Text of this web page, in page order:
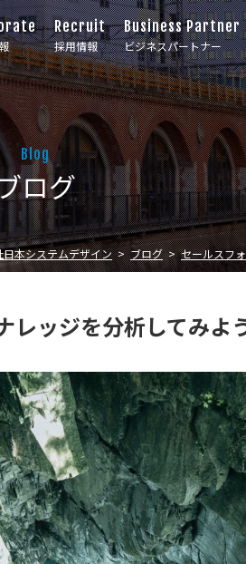
Recruit
採用情報
Business Partner
ビジネスパートナー
Blog
ログ
日本システムデザイン ブログ セールスフ
レッジを分析してみよ